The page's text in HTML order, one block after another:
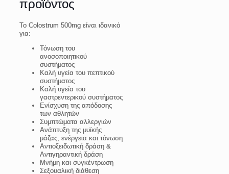
προϊόντος
Το Colostrum 500mg είναι ιδανικό
για:
Τόνωση του
ανοσοποιητικού
συστήματος
Καλή υγεία του πεπτικού
συστήματος
Καλή υγεία του
γαστρεντερικού συστήματος
Ενίσχυση της απόδοσης
των αθλητών
Συμπτώματα αλλεργιών
Ανάπτυξη της μυϊκής
μάζας, ενέργεια και τόνωση
Αντιοξειδωτική δράση &
Αντιγηραντική δράση
Μνήμη και συγκέντρωση
Σεξουαλική διάθεση